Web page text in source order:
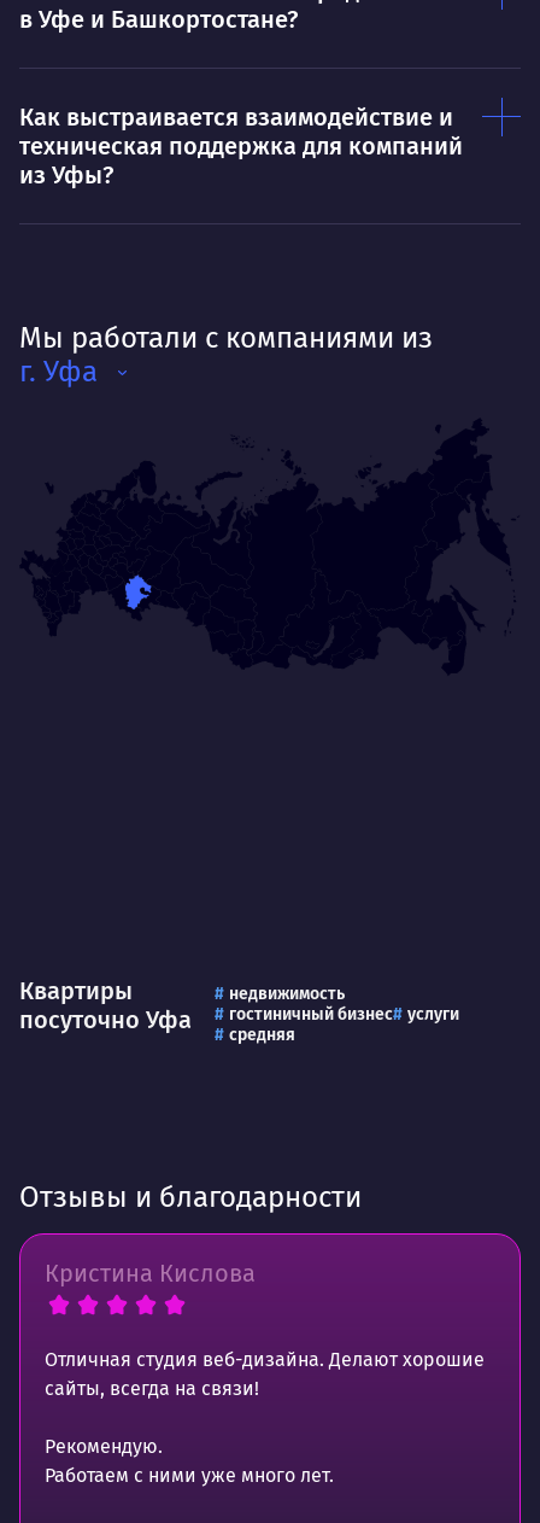
в Уфе и Башкортостане?
Как выстраивается взаимодействие и
техническая поддержка для компаний
из Уфы?
Мы работали с компаниями из
г. Уфа
Квартиры
посуточно Уфа
недвижимость
гостиничный бизнес
услуги
средняя
Отзывы и благодарности
Кристина Кислова
Отличная студия веб-дизайна. Делают хорошие
сайты, всегда на связи!
Рекомендую.
Работаем с ними уже много лет.